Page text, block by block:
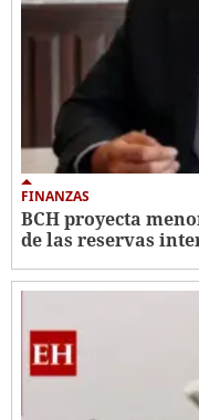
FINANZAS
BCH proyecta
de las reservas